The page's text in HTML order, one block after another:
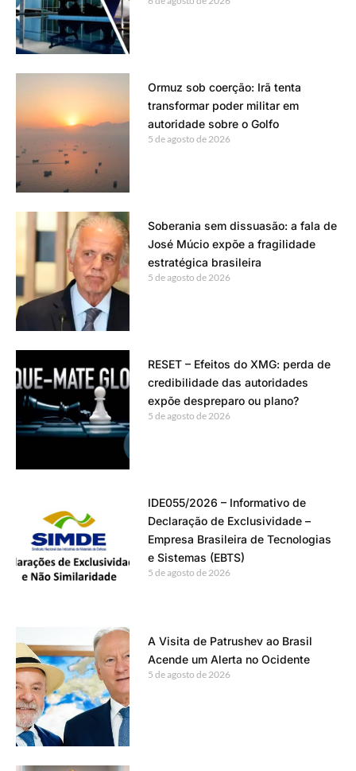
Ormuz sob coerção: Irã tenta
transformar poder militar em
autoridade sobre o Golfo
5 de agosto de 2026
Soberania sem dissuasão: a fala de
José Múcio expõe a fragilidade
estratégica brasileira
5 de agosto de 2026
RESET – Efeitos do XMG: perda de
credibilidade das autoridades
expõe despreparo ou plano?
5 de agosto de 2026
IDE055/2026 – Informativo de
Declaração de Exclusividade –
Empresa Brasileira de Tecnologias
e Sistemas (EBTS)
5 de agosto de 2026
A Visita de Patrushev ao Brasil
Acende um Alerta no Ocidente
5 de agosto de 2026